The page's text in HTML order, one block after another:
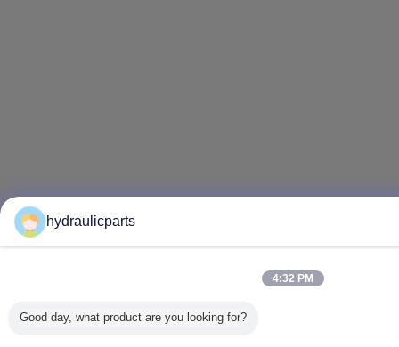
hydraulicparts
4:32 PM
Good day, what product are you looking for?